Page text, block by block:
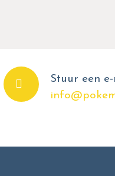
Stuur een